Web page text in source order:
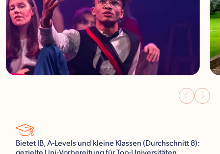
Bietet IB, A‑Levels und kleine Klassen (Durchschnitt 8):